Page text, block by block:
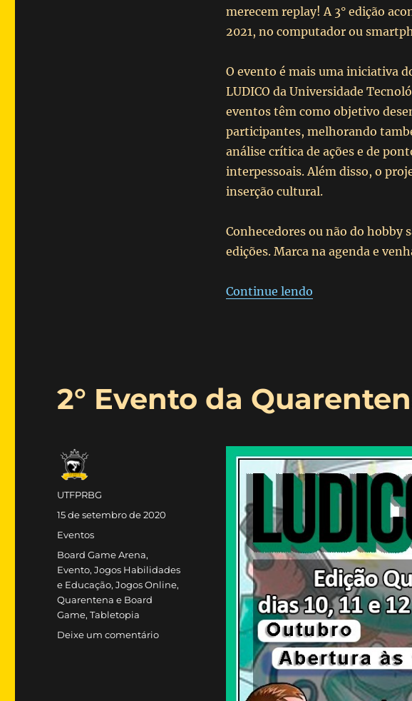
merecem replay! A 3° edição
2021, no computador ou
O evento é mais uma iniciativa
LUDICO da Universidade
eventos têm como objetivo
participantes, melhorando
análise crítica de ações e de
interpessoais. Além disso, o
inserção cultural.
Conhecedores ou não do hobby
edições. Marca na agenda e
Continue lendo“3° Evento da
2° Evento da
Autor
UTFPRBG
Publicado
em
15 de setembro de 2020
Categorias
Eventos
Tags
Board Game Arena,
Evento,Jogos Habilidades
e Educação,Jogos Online,
Quarentena e Board
Game,Tabletopia
Deixe um comentárioem